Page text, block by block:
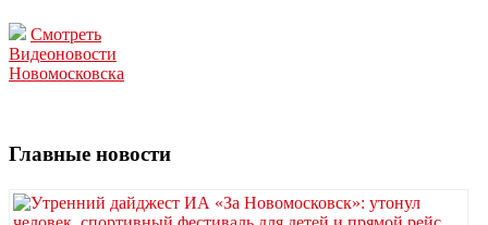
Смотреть
Видеоновости
Новомосковска
Главные новости